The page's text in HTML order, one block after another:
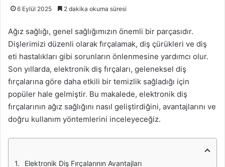
6 Eylül 2025 2 dakika okuma süresi
Ağız sağlığı, genel sağlığımızın önemli bir parçasıdır.
Dişlerimizi düzenli olarak fırçalamak, diş çürükleri ve diş
eti hastalıkları gibi sorunların önlenmesine yardımcı olur.
Son yıllarda, elektronik diş fırçaları, geleneksel diş
fırçalarına göre daha etkili bir temizlik sağladığı için
popüler hale gelmiştir. Bu makalede, elektronik diş
fırçalarının ağız sağlığını nasıl geliştirdiğini, avantajlarını ve
doğru kullanım yöntemlerini inceleyeceğiz.
Elektronik Diş Fırçalarının Avantajları